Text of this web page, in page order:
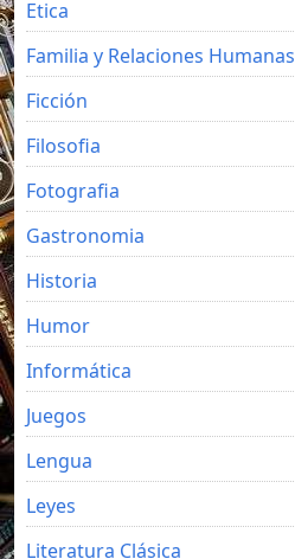
Etica
Familia y Relaciones Humanas
Ficción
Filosofia
Fotografia
Gastronomia
Historia
Humor
Informática
Juegos
Lengua
Leyes
Literatura Clásica